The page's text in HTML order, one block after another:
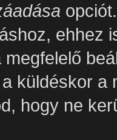
ehhez
megfelelő
küldéskor a
hogy ne